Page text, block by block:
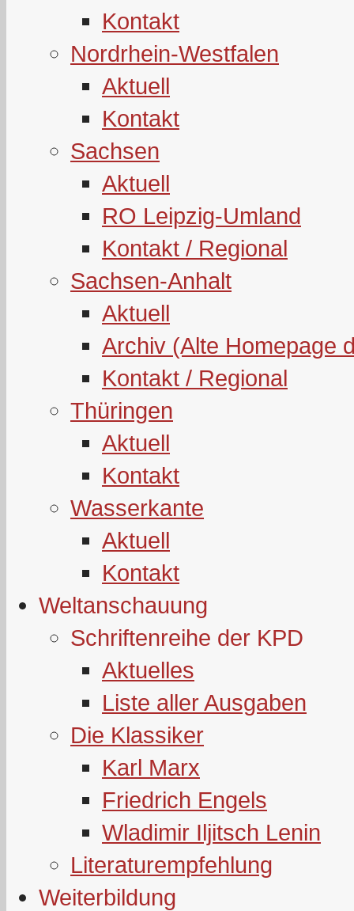
Kontakt
Nordrhein-Westfalen
Aktuell
Kontakt
Sachsen
Aktuell
RO Leipzig-Umland
Kontakt / Regional
Sachsen-Anhalt
Aktuell
Archiv (Alte Homepage
Kontakt / Regional
Thüringen
Aktuell
Kontakt
Wasserkante
Aktuell
Kontakt
Weltanschauung
Schriftenreihe der KPD
Aktuelles
Liste aller Ausgaben
Die Klassiker
Karl Marx
Friedrich Engels
Wladimir Iljitsch Lenin
Literaturempfehlung
Weiterbildung